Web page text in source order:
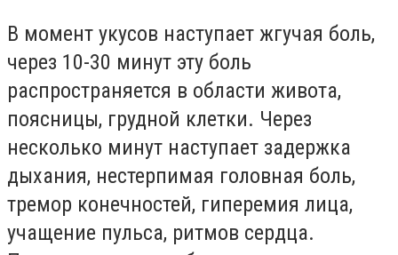
В момент укусов наступает жгучая боль,
через 10-30 минут эту боль
распространяется в области живота,
поясницы, грудной клетки. Через
несколько минут наступает задержка
дыхания, нестерпимая головная боль,
тремор конечностей, гиперемия лица,
учащение пульса, ритмов сердца.